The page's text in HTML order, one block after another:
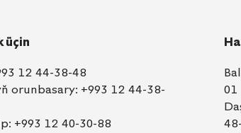
üçin
12 44-38-48
orunbasary: +993 12 44-38-
+993 12 40-30-88
01